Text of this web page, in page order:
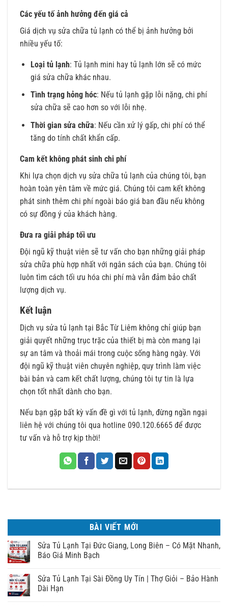
Các yếu tố ảnh hưởng đến giá cả
Giá dịch vụ sửa chữa tủ lạnh có thể bị ảnh hưởng bởi
nhiều yếu tố:
Loại tủ lạnh: Tủ lạnh mini hay tủ lạnh lớn sẽ có mức
giá sửa chữa khác nhau.
Tình trạng hỏng hóc: Nếu tủ lạnh gặp lỗi nặng, chi phí
sửa chữa sẽ cao hơn so với lỗi nhẹ.
Thời gian sửa chữa: Nếu cần xử lý gấp, chi phí có thể
tăng do tính chất khẩn cấp.
Cam kết không phát sinh chi phí
Khi lựa chọn dịch vụ sửa chữa tủ lạnh của chúng tôi, bạn
hoàn toàn yên tâm về mức giá. Chúng tôi cam kết không
phát sinh thêm chi phí ngoài báo giá ban đầu nếu không
có sự đồng ý của khách hàng.
Đưa ra giải pháp tối ưu
Đội ngũ kỹ thuật viên sẽ tư vấn cho bạn những giải pháp
sửa chữa phù hợp nhất với ngân sách của bạn. Chúng tôi
luôn tìm cách tối ưu hóa chi phí mà vẫn đảm bảo chất
lượng dịch vụ.
Kết luận
Dịch vụ sửa tủ lạnh tại Bắc Từ Liêm không chỉ giúp bạn
giải quyết những trục trặc của thiết bị mà còn mang lại
sự an tâm và thoải mái trong cuộc sống hàng ngày. Với
đội ngũ kỹ thuật viên chuyên nghiệp, quy trình làm việc
bài bản và cam kết chất lượng, chúng tôi tự tin là lựa
chọn tốt nhất dành cho bạn.
Nếu bạn gặp bất kỳ vấn đề gì với tủ lạnh, đừng ngần ngại
liên hệ với chúng tôi qua hotline 090.120.6665 để được
tư vấn và hỗ trợ kịp thời!
BÀI VIẾT MỚI
Sửa Tủ Lạnh Tại Đức Giang, Long Biên – Có Mặt Nhanh,
Báo Giá Minh Bạch
Sửa Tủ Lạnh Tại Sài Đồng Uy Tín | Thợ Giỏi – Bảo Hành
Dài Hạn